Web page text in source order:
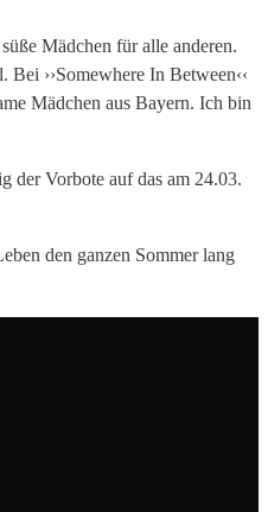
Mädchen für alle anderen.
››Somewhere In Between‹‹
Mädchen aus Bayern. Ich bin
der Vorbote auf das am 24.03.
den ganzen Sommer lang